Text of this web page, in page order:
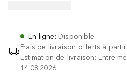
En ligne: Disponible
Frais de livraison offerts à
Estimation de livraison: Entre
14.08.2026